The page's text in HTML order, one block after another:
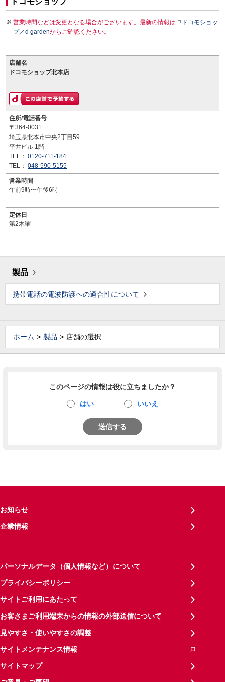
営業時間などは変更となる場合がございます。最新の情報は
ドコモショッ
プ／d gardenからご確認ください。
店舗名
ドコモショップ北本店
住所/電話番号
〒364-0031
埼玉県北本市中央2丁目59
平井ビル 1階
TEL： 0120-711-184
TEL： 048-590-5155
営業時間
午前9時〜午後6時
定休日
第2木曜
製品
携帯電話の電波防護への適合性について
ホーム 製品 店舗の選択
このページの情報は役に立ちましたか？
はい いいえ
送信する
お知らせ
企業情報
パーソナルデータ（個人情報など）について
プライバシーポリシー
サイトご利用にあたって
お客さまご利用端末からの情報の外部送信について
見やすさ・使いやすさの調整
サイトメンテナンス情報
サイトマップ